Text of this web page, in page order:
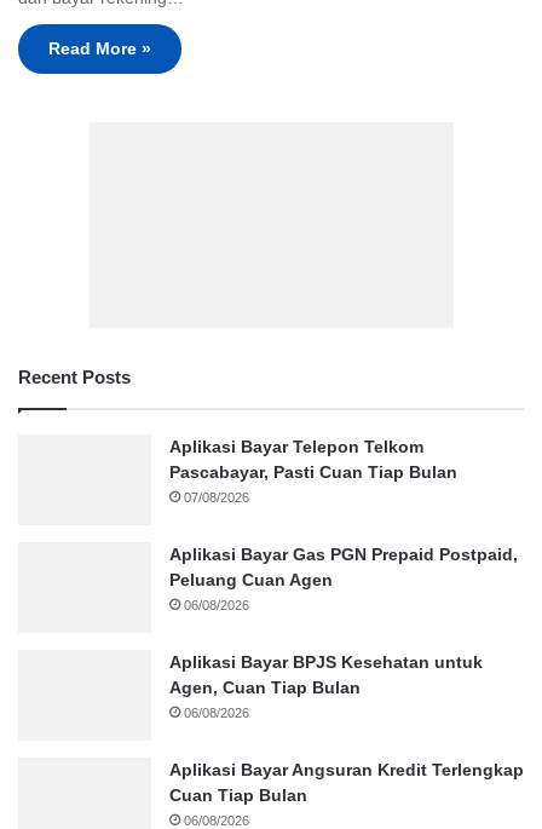
Read More »
Recent Posts
Aplikasi Bayar Telepon Telkom
Pascabayar, Pasti Cuan Tiap Bulan
07/08/2026
Aplikasi Bayar Gas PGN Prepaid Postpaid,
Peluang Cuan Agen
06/08/2026
Aplikasi Bayar BPJS Kesehatan untuk
Agen, Cuan Tiap Bulan
06/08/2026
Aplikasi Bayar Angsuran Kredit Terlengkap
Cuan Tiap Bulan
06/08/2026